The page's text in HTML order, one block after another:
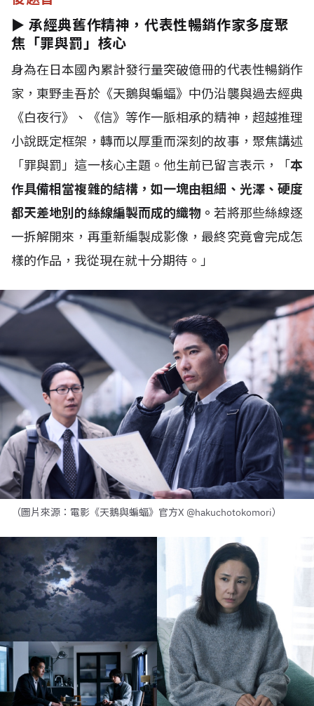
► 承經典舊作精神，代表性暢銷作家多度聚
焦「罪與罰」核心
身為在日本國內累計發行量突破億冊的代表性暢銷作
家，東野圭吾於《天鵝與蝙蝠》中仍沿襲與過去經典
《白夜行》、《信》等作一脈相承的精神，超越推理
小說既定框架，轉而以厚重而深刻的故事，聚焦講述
「罪與罰」這一核心主題。他生前已留言表示，「本
作具備相當複雜的結構，如一塊由粗細、光澤、硬度
都天差地別的絲線編製而成的織物。 若將那些絲線逐
一拆解開來，再重新編製成影像，最終究竟會完成怎
樣的作品，我從現在就十分期待。」
（圖片來源：電影《天鵝與蝙蝠》官方X @hakuchotokomori）